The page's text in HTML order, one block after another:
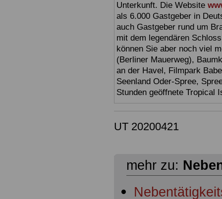
Unterkunft. Die Website
als 6.000 Gastgeber in
auch Gastgeber rund um
mit dem legendären
können Sie aber noch viel
(Berliner Mauerweg),
an der Havel, Filmpark
Seenland Oder-Spree,
Stunden geöffnete Tropical
UT 20200421
mehr zu: